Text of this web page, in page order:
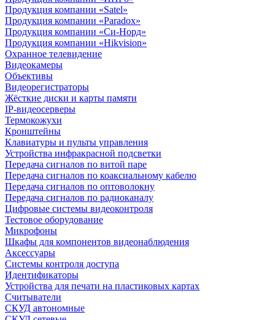
Продукция компании «Satel»
Продукция компании «Paradox»
Продукция компании «Си-Норд»
Продукция компании «Hikvision»
Охранное телевидение
Видеокамеры
Объективы
Видеорегистраторы
Жёсткие диски и карты памяти
IP-видеосерверы
Термокожухи
Кронштейны
Клавиатуры и пульты управления
Устройства инфракрасной подсветки
Передача сигналов по витой паре
Передача сигналов по коаксиальному кабелю
Передача сигналов по оптоволокну
Передача сигналов по радиоканалу
Цифровые системы видеоконтроля
Тестовое оборудование
Микрофоны
Шкафы для компонентов видеонаблюдения
Аксессуары
Системы контроля доступа
Идентификаторы
Устройства для печати на пластиковых картах
Считыватели
СКУД автономные